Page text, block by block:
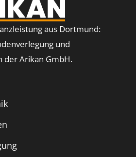
aus Dortmund:
und
der Arikan GmbH.